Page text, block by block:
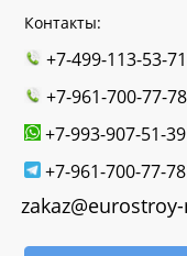
Контакты:
+7-499-113-53-71
+7-961-700-77-78
+7-993-907-51-39
+7-961-700-77-78